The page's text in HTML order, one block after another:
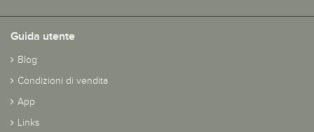
Guida utente
Blog
Condizioni di vendita
App
Links